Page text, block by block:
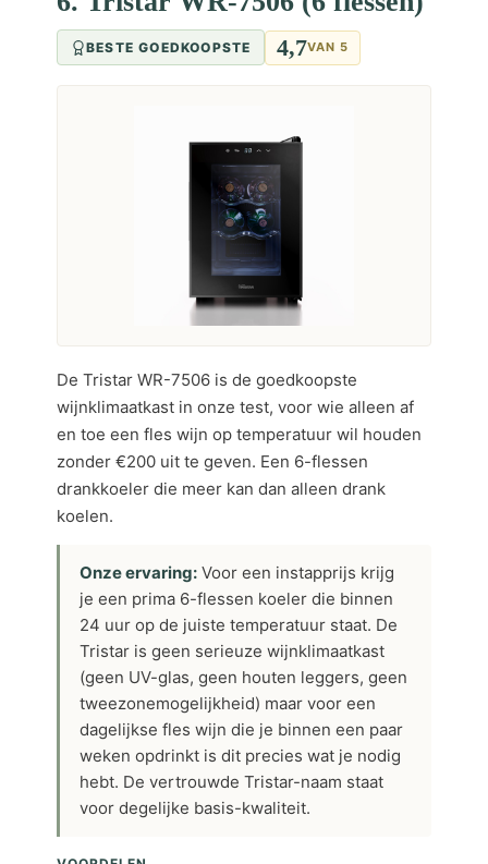
BESTE GOEDKOOPSTE 4,7VAN 5
De Tristar WR-7506 is de goedkoopste
wijnklimaatkast in onze test, voor wie alleen af
en toe een fles wijn op temperatuur wil houden
zonder €200 uit te geven. Een 6-flessen
drankkoeler die meer kan dan alleen drank
koelen.
Onze ervaring: Voor een instapprijs krijg
je een prima 6-flessen koeler die binnen
24 uur op de juiste temperatuur staat. De
Tristar is geen serieuze wijnklimaatkast
(geen UV-glas, geen houten leggers, geen
tweezonemogelijkheid) maar voor een
dagelijkse fles wijn die je binnen een paar
weken opdrinkt is dit precies wat je nodig
hebt. De vertrouwde Tristar-naam staat
voor degelijke basis-kwaliteit.